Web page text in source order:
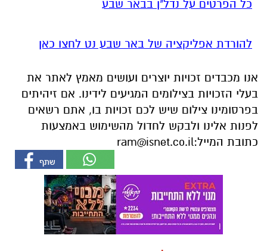
כל הפרטים על נדל"ן בבאר שבע
להורדת אפליקציה של באר שבע נט לחצו כאן
אנו מכבדים זכויות יוצרים ועושים מאמץ לאתר את
בעלי הזכויות בצילומים המגיעים לידינו. אם זיהיתים
בפרסומינו צילום שיש לכם זכויות בו, אתם רשאים
לפנות אלינו ולבקש לחדול מהשימוש באמצעות
כתובת המייל:ram@isnet.co.il